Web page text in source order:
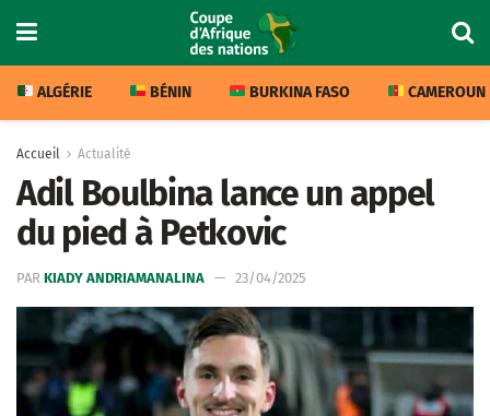
ALGÉRIE BÉNIN BURKINA FASO CAMEROUN
Accueil Actualité
Adil Boulbina lance un appel
du pied à Petkovic
PAR KIADY ANDRIAMANALINA 23/04/2025